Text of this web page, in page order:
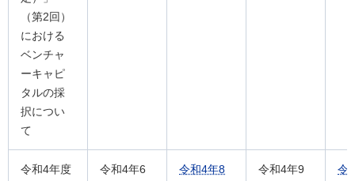
（第2回）
における
ベンチャ
ーキャピ
タルの採
択につい
て
令和4年度
令和4年6
令和4年8
令和4年9
令